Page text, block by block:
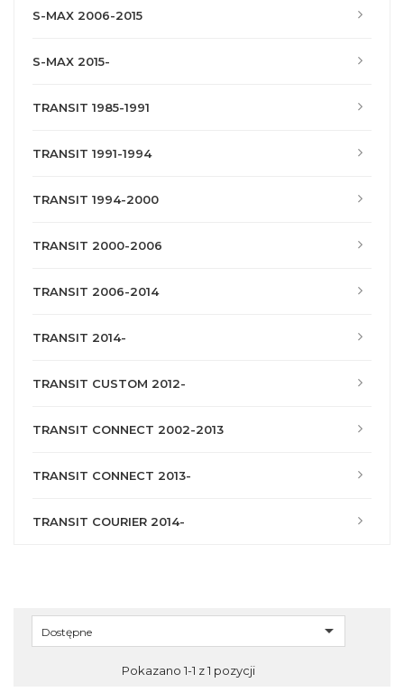
S-MAX 2006-2015
S-MAX 2015-
TRANSIT 1985-1991
TRANSIT 1991-1994
TRANSIT 1994-2000
TRANSIT 2000-2006
TRANSIT 2006-2014
TRANSIT 2014-
TRANSIT CUSTOM 2012-
TRANSIT CONNECT 2002-2013
TRANSIT CONNECT 2013-
TRANSIT COURIER 2014-
Dostępne 
Pokazano 1-1 z 1 pozycji